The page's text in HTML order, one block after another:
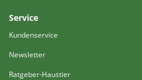
Service
Kundenservice
Newsletter
Ratgeber-Haustier